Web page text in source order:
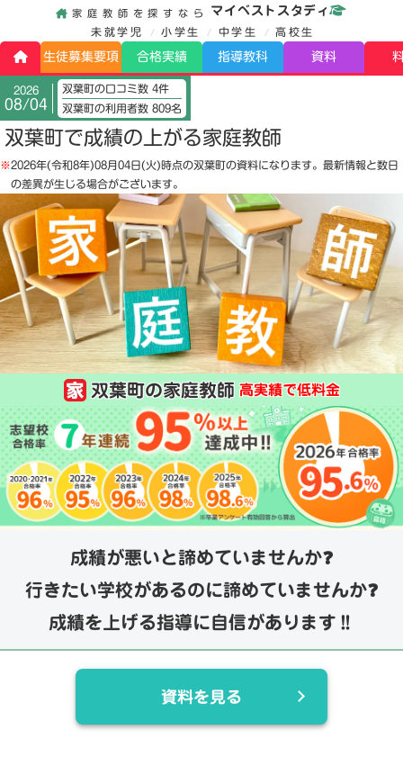
家庭教師を探すなら マイベストスタディ
未就学児 小学生 中学生 高校生
生徒募集要項 合格実績 指導教科 資料
2026
08/04
双葉町の口コミ数 4件
双葉町の利用者数 809名
双葉町で成績の上がる家庭教師
※2026年(令和8年)08月04日(火)時点の双葉町の資料になります。最新情報と数日
の差異が生じる場合がございます。
双葉町の家庭教師 高実績で低料金
成績が悪いと諦めていませんか❓
行きたい学校があるのに諦めていませんか❓
成績を上げる指導に自信があります‼️
資料を見る